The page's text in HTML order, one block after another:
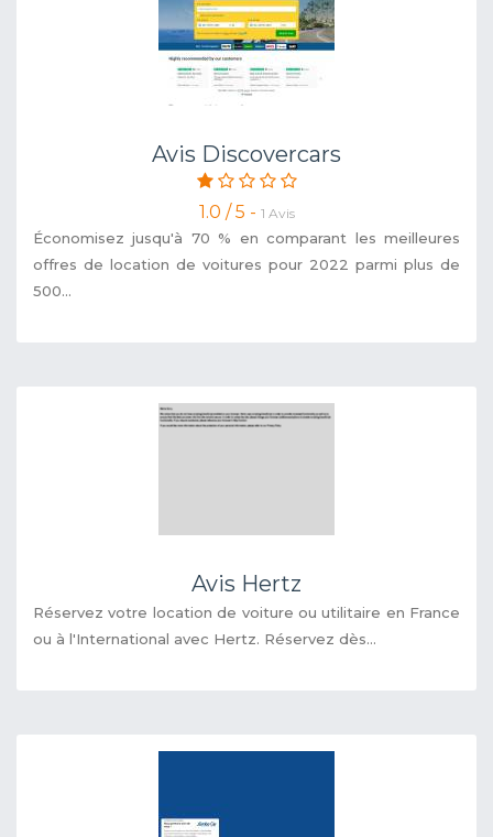
Avis Discovercars
1.0 / 5 - 1 Avis
Économisez jusqu'à 70 % en comparant les meilleures
offres de location de voitures pour 2022 parmi plus de
500...
Avis Hertz
Réservez votre location de voiture ou utilitaire en France
ou à l'International avec Hertz. Réservez dès...